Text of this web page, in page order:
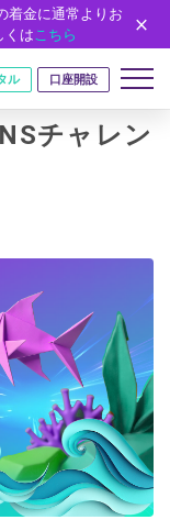
着金に通常よりお
くはこちら
ル 口座開設
チャレン